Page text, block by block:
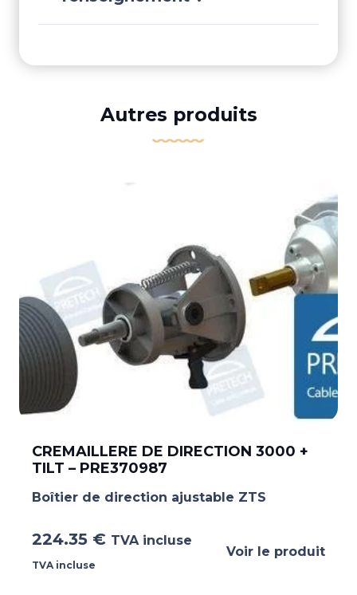
Autres produits
CREMAILLERE DE DIRECTION 3000 +
TILT – PRE370987
Boîtier de direction ajustable ZTS
224.35 € TVA incluse
TVA incluse
Voir le produit